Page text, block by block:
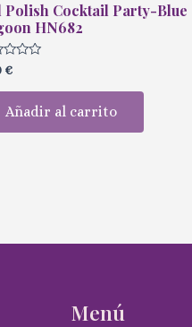
Polish Cocktail Party-Blue
HN682
€
Añadir al carrito
Menú